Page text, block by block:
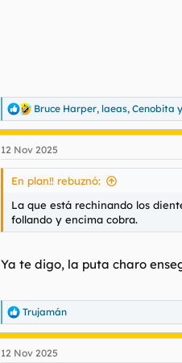
R
e
a
c
c
e
s
Bruce Harper, laeas, Cenobita
12 Nov 2025
En plan!! rebuznó:
La que está rechinando los
follando y encima cobra.
Ya te digo, la puta charo
R
e
a
c
Trujamán
12 Nov 2025